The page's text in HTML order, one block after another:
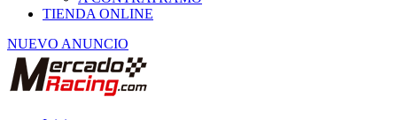
NUEVO ANUNCIO